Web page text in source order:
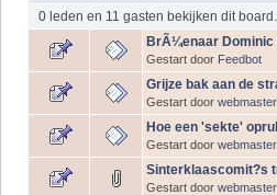
0 leden en 11 gasten bekijken dit board.
BrÃ¼enaar Dominic
Gestart door Feedbot
Grijze bak aan de
Gestart door webmaster
Hoe een 'sekte'
Gestart door webmaster
Sinterklaascomit?s
Gestart door webmaster